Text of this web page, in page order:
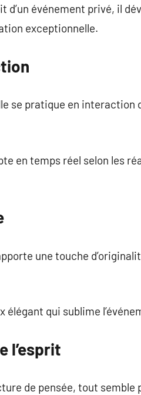
événement privé, il
exceptionnelle.
se pratique en interaction
en temps réel selon les
une touche
élégant qui sublime
l’esprit
de pensée, tout semble